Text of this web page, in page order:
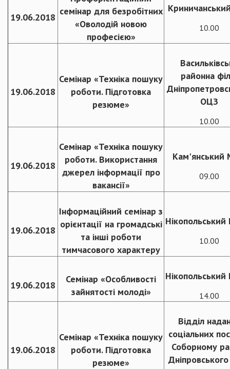
19.06.2018
семінар для безробітних
«Оволодій новою
професією»
10.00
19.06.2018
Семінар «Техніка пошуку
роботи. Підготовка
резюме»
районна
ОЦЗ
10.00
19.06.2018
Семінар «Техніка пошуку
роботи. Використання
джерел інформації про
вакансії»
Кам'янський
09.00
19.06.2018
Інформаційний семінар з
орієнтації на громадські
та інші роботи
тимчасового характеру
10.00
19.06.2018
Семінар «Особливості
зайнятості молоді»
14.00
19.06.2018
Семінар «Техніка пошуку
роботи. Підготовка
резюме»
Відділ
соціальних
Соборному